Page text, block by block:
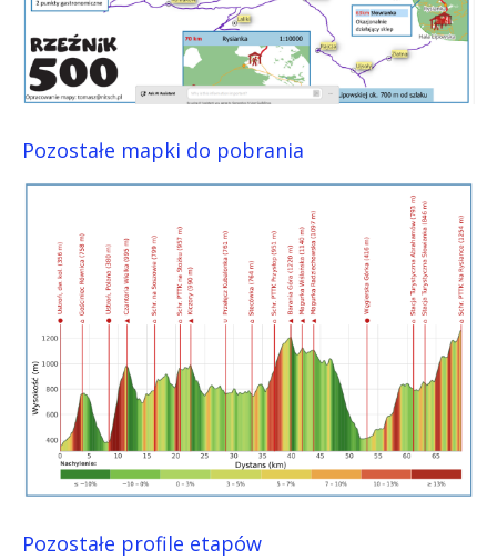
Pozostałe mapki do pobrania
Pozostałe profile etapów